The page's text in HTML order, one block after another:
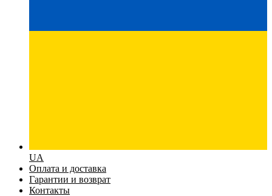
UA
Оплата и доставка
Гарантии и возврат
Контакты